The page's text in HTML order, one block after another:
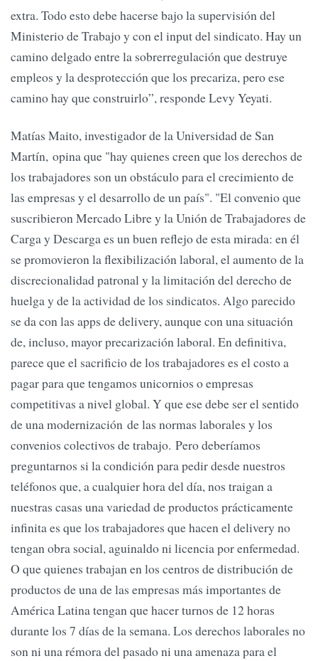
extra. Todo esto debe hacerse bajo la supervisión del
Ministerio de Trabajo y con el input del sindicato. Hay un
camino delgado entre la sobrerregulación que destruye
empleos y la desprotección que los precariza, pero ese
camino hay que construirlo”, responde Levy Yeyati.
Matías Maito, investigador de la Universidad de San
Martín, opina que "hay quienes creen que los derechos de
los trabajadores son un obstáculo para el crecimiento de
las empresas y el desarrollo de un país". "El convenio que
suscribieron Mercado Libre y la Unión de Trabajadores de
Carga y Descarga es un buen reflejo de esta mirada: en él
se promovieron la flexibilización laboral, el aumento de la
discrecionalidad patronal y la limitación del derecho de
huelga y de la actividad de los sindicatos. Algo parecido
se da con las apps de delivery, aunque con una situación
de, incluso, mayor precarización laboral. En definitiva,
parece que el sacrificio de los trabajadores es el costo a
pagar para que tengamos unicornios o empresas
competitivas a nivel global. Y que ese debe ser el sentido
de una modernización de las normas laborales y los
convenios colectivos de trabajo. Pero deberíamos
preguntarnos si la condición para pedir desde nuestros
teléfonos que, a cualquier hora del día, nos traigan a
nuestras casas una variedad de productos prácticamente
infinita es que los trabajadores que hacen el delivery no
tengan obra social, aguinaldo ni licencia por enfermedad.
O que quienes trabajan en los centros de distribución de
productos de una de las empresas más importantes de
América Latina tengan que hacer turnos de 12 horas
durante los 7 días de la semana. Los derechos laborales no
son ni una rémora del pasado ni una amenaza para el